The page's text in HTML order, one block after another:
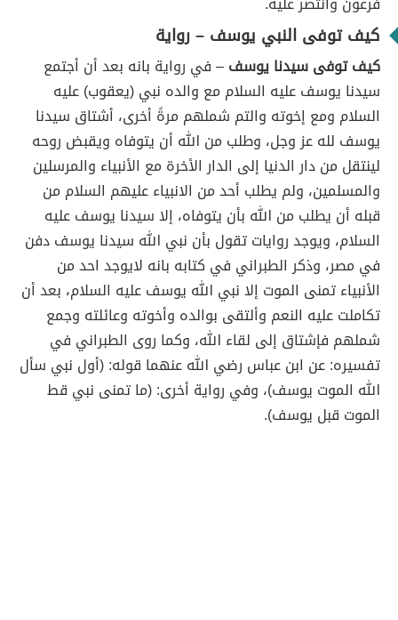
كيف توفى النبي يوسف – رواية
كيف توفى سيدنا يوسف– في رواية بانه بعد أن أجتمع
سيدنا يوسف عليه السلام مع والده نبي (يعقوب) عليه
السلام ومع إخوته والتم شملهم مرةً أخرى، أشتاق سيدنا
يوسف لله عز وجل، وطلب من الله أن يتوفاه ويقبض روحه
لينتقل من دار الدنيا إلى الدار الأخرة مع الأنبياء والمرسلين
والمسلمين، ولم يطلب أحد من الانبياء عليهم السلام من
قبله أن يطلب من الله بأن يتوفاه، إلا سيدنا يوسف عليه
السلام، ويوجد روايات تقول بأن نبي الله سيدنا يوسف دفن
في مصر، وذكر الطبراني في كتابه بانه لايوجد احد من
الأنبياء تمنى الموت إلا نبي الله يوسف عليه السلام، بعد أن
تكاملت عليه النعم وألتقى بوالده وأخوته وعائلته وجمع
شملهم فإشتاق إلى لقاء الله، وكما روى الطبراني في
تفسيره: عن ابن عباس رضي الله عنهما قوله: (أول نبي سأل
الله الموت يوسف)، وفي رواية أخرى: (ما تمنى نبي قط
الموت قبل يوسف).